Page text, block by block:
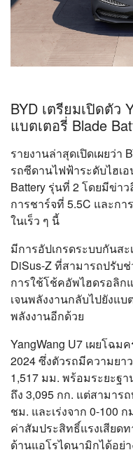
BYD เตรียมเปิดตัว
แบตเตอรี่ Blade
รายงานล่าสุดเปิดเผยว่า
รถซีดานไฟฟ้าระดับไฮเ
Battery รุ่นที่ 2 โดยมีข่า
การชาร์จที่ 5.5C และกา
ในเร็ว ๆ นี้
มีการอัปเกรดระบบกันสะ
DiSus-Z ที่สามารถปรับ
การใช้โช้คอัพไฮดรอลิก
เจนพลังงานกลับไปยังแ
พลังงานอีกด้วย
YangWang U7 เผยโฉม
2024 ซึ่งตัวรถมีความยา
1,517 มม. พร้อมระยะฐ
ถึง 3,095 กก. แต่สามาร
ชม. และเร่งจาก 0-100
ค่าสัมประสิทธิ์แรงเสียด
ด้านแอโรไดนามิกได้อย่